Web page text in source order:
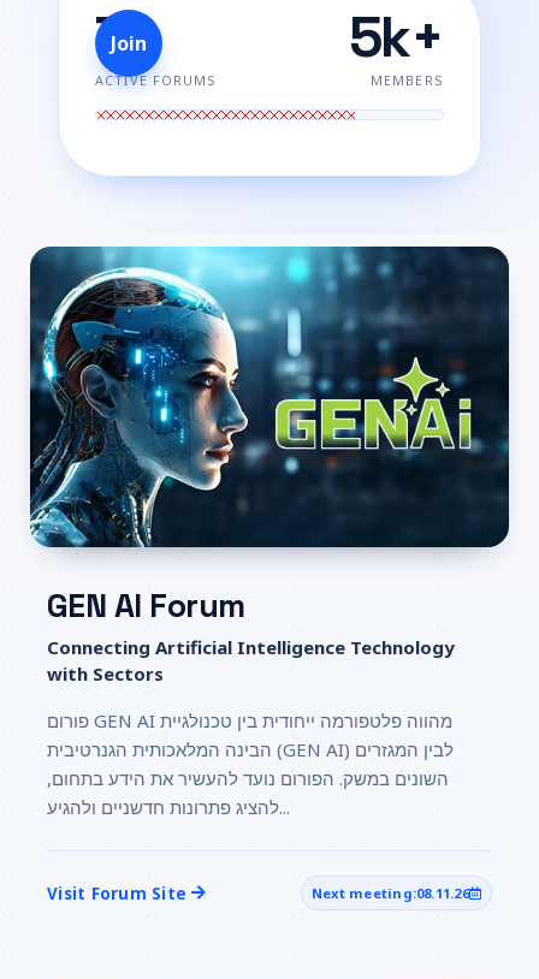
Join
7
ACTIVE FORUMS
5k+
MEMBERS
GEN AI Forum
Connecting Artificial Intelligence Technology
with Sectors
פורום GEN AI מהווה פלטפורמה ייחודית בין טכנולגיית
הבינה המלאכותית הגנרטיבית (GEN AI) לבין המגזרים
השונים במשק. הפורום נועד להעשיר את הידע בתחום,
להציג פתרונות חדשניים ולהגיע...
Visit Forum Site Next meeting:08.11.26